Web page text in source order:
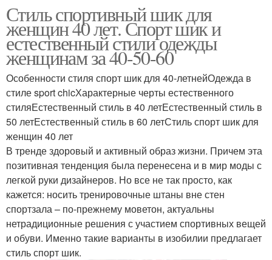
Модные цветы Женский гардероб
Стиль спортивный шик для
женщин 40 лет. Спорт шик и
естественный стили одежды
женщинам за 40-50-60
Особенности стиля спорт шик для 40-летнейОдежда в
стиле sport chicХарактерные черты естественного
стиляЕстественный стиль в 40 летЕстественный стиль в
50 летЕстественный стиль в 60 летСтиль спорт шик для
женщин 40 лет
В тренде здоровый и активный образ жизни. Причем эта
позитивная тенденция была перенесена и в мир моды с
легкой руки дизайнеров. Но все не так просто, как
кажется: носить тренировочные штаны вне стен
спортзала – по-прежнему моветон, актуальны
нетрадиционные решения с участием спортивных вещей
и обуви. Именно такие варианты в изобилии предлагает
стиль спорт шик.